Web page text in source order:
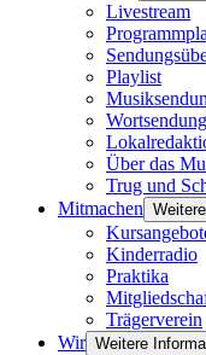
Livestream
Playlist
Über das
Trug und
Mitmachen
Kinderradio
Praktika
Trägerverein
Wir Weitere